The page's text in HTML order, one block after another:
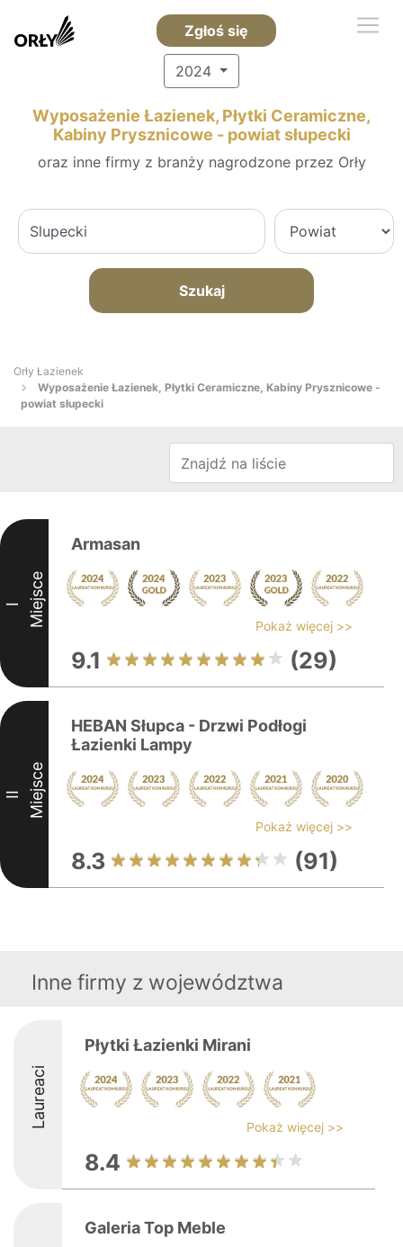
Zgłoś się
2024
Wyposażenie Łazienek, Płytki Ceramiczne,
Kabiny Prysznicowe - powiat słupecki
oraz inne firmy z branży nagrodzone przez Orły
Szukaj
Orły Łazienek
Wyposażenie Łazienek, Płytki Ceramiczne, Kabiny Prysznicowe -
powiat słupecki
I Miejsce
Armasan
Pokaż więcej >>
9.1 (29)
II Miejsce
HEBAN Słupca - Drzwi Podłogi
Łazienki Lampy
Pokaż więcej >>
8.3 (91)
Inne firmy z województwa
Laureaci
Płytki Łazienki Mirani
Pokaż więcej >>
8.4
Galeria Top Meble